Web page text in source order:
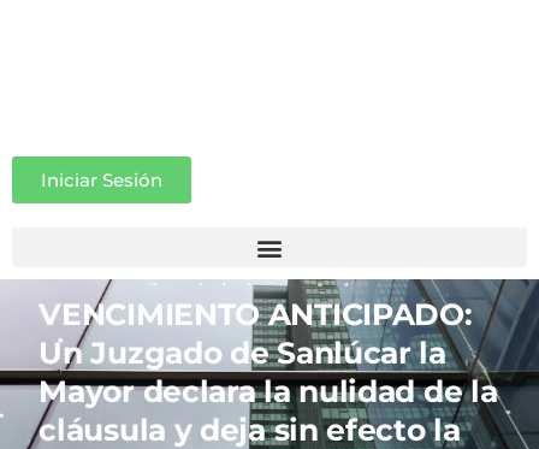
Iniciar Sesión
VENCIMIENTO ANTICIPADO:
Un Juzgado de Sanlúcar la
Mayor declara la nulidad de la
cláusula y deja sin efecto la